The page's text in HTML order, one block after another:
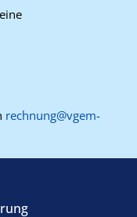
rechnung@vgem-